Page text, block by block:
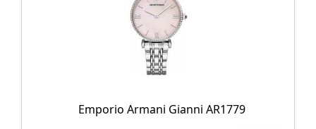
Emporio Armani Gianni AR1779